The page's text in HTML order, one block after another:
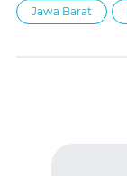
Jawa Barat